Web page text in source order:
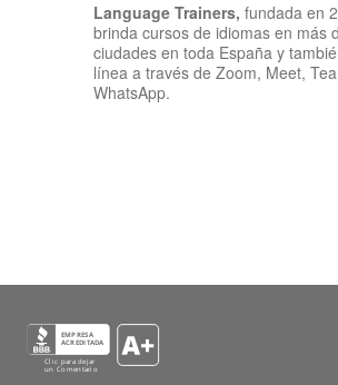
Language Trainers, fundada en
brinda cursos de idiomas en más
ciudades en toda España y
línea a través de Zoom, Meet,
WhatsApp.